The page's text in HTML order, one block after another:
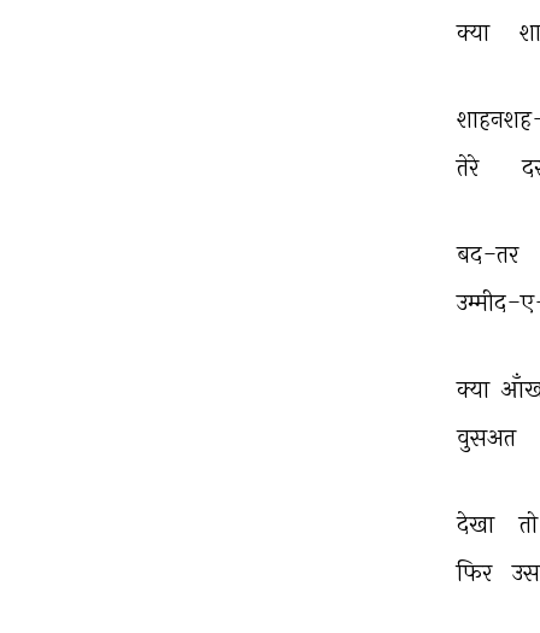
क्या
तेरे
बद-तर
उम्मीद-
क्या
वुसअत
देखा
फिर